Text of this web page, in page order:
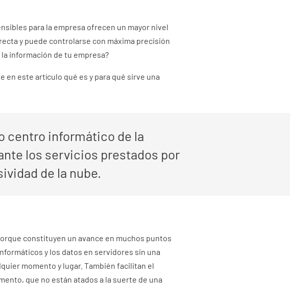
para la empresa ofrecen un mayor nivel
y puede controlarse con máxima precisión
información de tu empresa?
en este artículo qué es y para qué sirve una
centro informático de la
los servicios prestados por
de la nube.
constituyen un avance en muchos puntos
y los datos en servidores sin una
momento y lugar. También facilitan el
que no están atados a la suerte de una